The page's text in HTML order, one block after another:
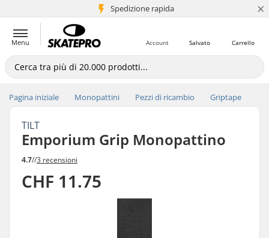
Spedizione rapida
+5 mln di clienti ×
Menu Carrello
Salvato
Account
Pagina iniziale Monopattini Pezzi di ricambio Griptape
TILT
Emporium Grip Monopattino
4.7//3 recensioni
CHF 11.75